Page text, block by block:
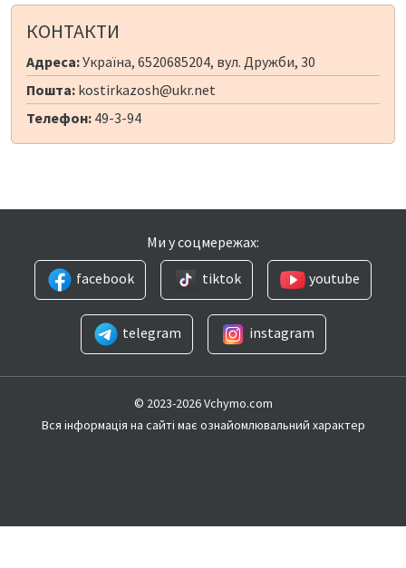
КОНТАКТИ
Адреса:Україна, 6520685204, вул. Дружби, 30
Пошта: kostirkazosh@ukr.net
Телефон: 49-3-94
Ми у соцмережах:
facebook
tiktok youtube
telegram instagram
© 2023-2026 Vchymo.com
Вся інформація на сайті має ознайомлювальний характер